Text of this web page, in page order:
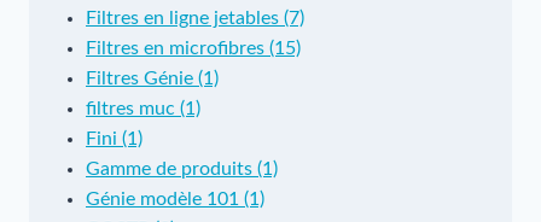
Filtres en ligne jetables (7)
Filtres en microfibres (15)
Filtres Génie (1)
filtres muc (1)
Fini (1)
Gamme de produits (1)
Génie modèle 101 (1)